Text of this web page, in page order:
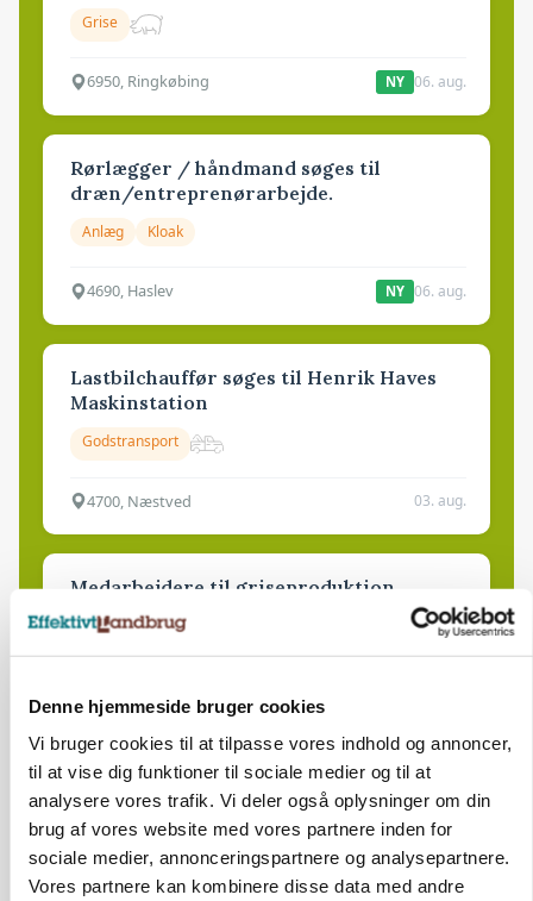
Denne hjemmeside bruger cookies
Vi bruger cookies til at tilpasse vores indhold og annoncer,
til at vise dig funktioner til sociale medier og til at
analysere vores trafik. Vi deler også oplysninger om din
brug af vores website med vores partnere inden for
sociale medier, annonceringspartnere og analysepartnere.
Vores partnere kan kombinere disse data med andre
Grise
6950, Ringkøbing NY 06. aug.
Rørlægger / håndmand søges til
dræn/entreprenørarbejde.
Anlæg Kloak
4690, Haslev NY 06. aug.
Lastbilchauffør søges til Henrik Haves
Maskinstation
Godstransport
4700, Næstved 03. aug.
Medarbejdere til griseproduktion
Grise
9681, Ranum
Kalvepasser til ejendom i udvikling søges
Kalve